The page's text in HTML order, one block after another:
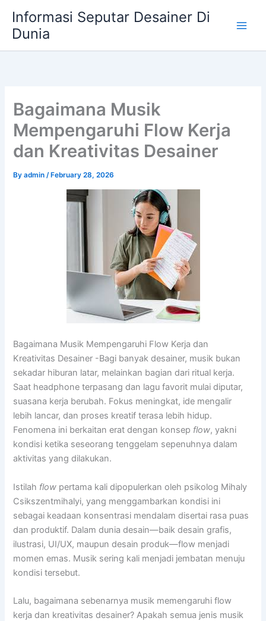
content
Informasi Seputar Desainer Di
Dunia
Bagaimana Musik
Mempengaruhi Flow Kerja
dan Kreativitas Desainer
Byadmin/ February 28, 2026
Bagaimana Musik Mempengaruhi Flow Kerja dan
Kreativitas Desainer -Bagi banyak desainer, musik bukan
sekadar hiburan latar, melainkan bagian dari ritual kerja.
Saat headphone terpasang dan lagu favorit mulai diputar,
suasana kerja berubah. Fokus meningkat, ide mengalir
lebih lancar, dan proses kreatif terasa lebih hidup.
Fenomena ini berkaitan erat dengan konsep flow, yakni
kondisi ketika seseorang tenggelam sepenuhnya dalam
aktivitas yang dilakukan.
Istilah flow pertama kali dipopulerkan oleh psikolog Mihaly
Csikszentmihalyi, yang menggambarkan kondisi ini
sebagai keadaan konsentrasi mendalam disertai rasa puas
dan produktif. Dalam dunia desain—baik desain grafis,
ilustrasi, UI/UX, maupun desain produk—flow menjadi
momen emas. Musik sering kali menjadi jembatan menuju
kondisi tersebut.
Lalu, bagaimana sebenarnya musik memengaruhi flow
kerja dan kreativitas desainer? Apakah semua jenis musik